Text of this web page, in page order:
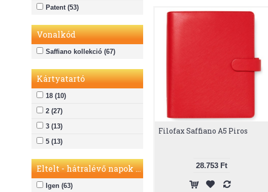
Rózsaszín (4)
Zöld (6)
Patent (53)
Vonalkód
Saffiano kollekció (67)
Kártyatartó
18 (10)
2 (27)
3 (13)
5 (13)
Eltelt - hátralévő napok száma
Igen (63)
Filofax Saffiano A5 Piros
28.753 Ft